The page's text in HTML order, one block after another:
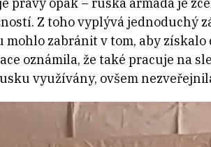
Z toho vyplývá jednoduchý
zabránit v tom, aby získalo
oznámila, že také pracuje na
využívány, ovšem